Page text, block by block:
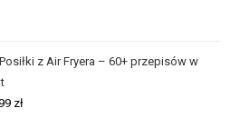
z Air Fryera – 60+ przepisów w
zł